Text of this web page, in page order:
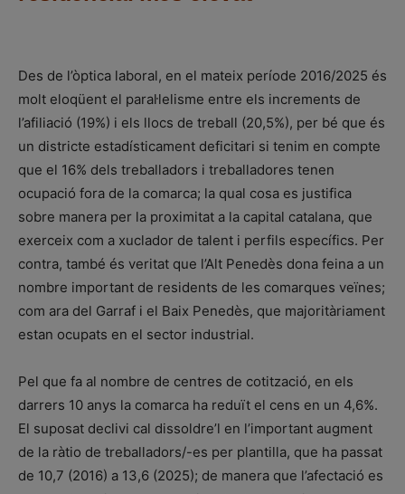
Des de l’òptica laboral, en el mateix període 2016/2025 és
molt eloqüent el paral·lelisme entre els increments de
l’afiliació (19%) i els llocs de treball (20,5%), per bé que és
un districte estadísticament deficitari si tenim en compte
que el 16% dels treballadors i treballadores tenen
ocupació fora de la comarca; la qual cosa es justifica
sobre manera per la proximitat a la capital catalana, que
exerceix com a xuclador de talent i perfils específics. Per
contra, també és veritat que l’Alt Penedès dona feina a un
nombre important de residents de les comarques veïnes;
com ara del Garraf i el Baix Penedès, que majoritàriament
estan ocupats en el sector industrial.
Pel que fa al nombre de centres de cotització, en els
darrers 10 anys la comarca ha reduït el cens en un 4,6%.
El suposat declivi cal dissoldre’l en l’important augment
de la ràtio de treballadors/-es per plantilla, que ha passat
de 10,7 (2016) a 13,6 (2025); de manera que l’afectació es